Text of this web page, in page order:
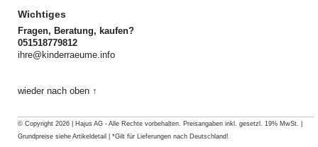
Wichtiges
Fragen, Beratung, kaufen?
051518779812
ihre@kinderraeume.info
wieder nach oben ↑
© Copyright 2026 | Hajus AG - Alle Rechte vorbehalten. Preisangaben inkl. gesetzl. 19% MwSt. |
Grundpreise siehe Artikeldetail | *Gilt für Lieferungen nach Deutschland!